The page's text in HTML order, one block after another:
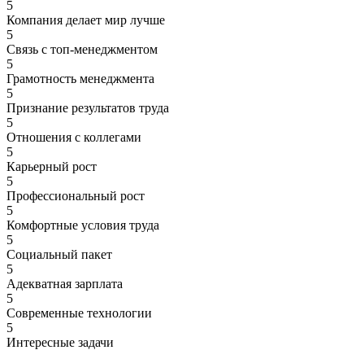
5
Компания делает мир лучше
5
Связь с топ-менеджментом
5
Грамотность менеджмента
5
Признание результатов труда
5
Отношения с коллегами
5
Карьерный рост
5
Профессиональный рост
5
Комфортные условия труда
5
Социальный пакет
5
Адекватная зарплата
5
Современные технологии
5
Интересные задачи